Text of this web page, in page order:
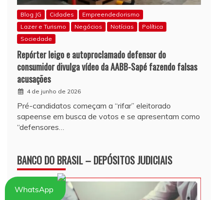
Blog JG Cidades
Empreendedorismo
Lazer e Turismo
Negócios Notícias
Política
Sociedade
Repórter leigo e autoproclamado defensor do
consumidor divulga vídeo da AABB-Sapé fazendo falsas
acusações
4 de junho de 2026
Pré-candidatos começam a “rifar” eleitorado
sapeense em busca de votos e se apresentam como
“defensores…
BANCO DO BRASIL – DEPÓSITOS JUDICIAIS
WhatsApp